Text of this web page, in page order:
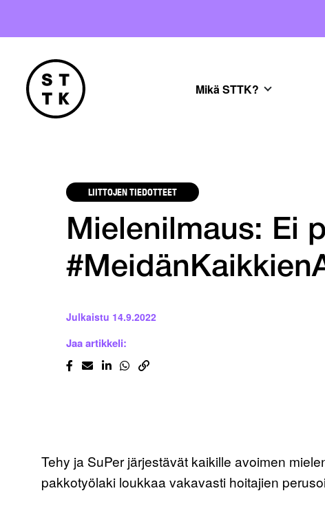
Mikä STTK?
LIITTOJEN TIEDOTTEET
Mielenilmaus: Ei
Julkaistu 14.9.2022
Jaa artikkeli:
Tehy ja SuPer järjestävät kaikille avoimen
pakkotyölaki loukkaa vakavasti hoitajien